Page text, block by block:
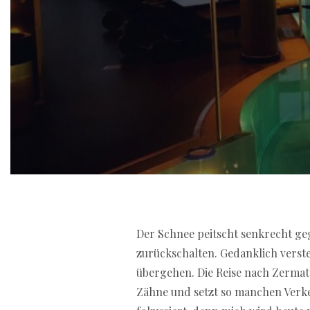
If you are looking for abest
offer fast withdrawals, secure
choose reliable providers that
Der Schnee peitscht senkrecht
zurückschalten. Gedanklich
übergehen. Die Reise nach
Zähne und setzt so manchen